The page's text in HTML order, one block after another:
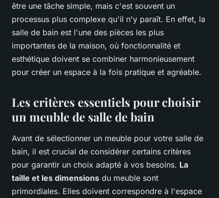
être une tâche simple, mais c'est souvent un
processus plus complexe qu'il n'y paraît. En effet, la
salle de bain est l'une des pièces les plus
importantes de la maison, où fonctionnalité et
esthétique doivent se combiner harmonieusement
pour créer un espace à la fois pratique et agréable.
Les critères essentiels pour choisir
un meuble de salle de bain
Avant de sélectionner un meuble pour votre salle de
bain, il est crucial de considérer certains critères
pour garantir un choix adapté à vos besoins. La
taille et les dimensions du meuble sont
primordiales. Elles doivent correspondre à l'espace